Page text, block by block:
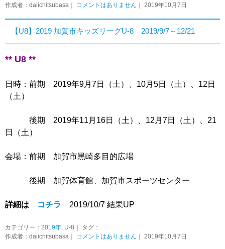
作成者：daiichitsubasa｜ コメントはありません ｜ 2019年10月7日
【U8】2019 加賀市キッズリーグU-8 2019/9/7～12/21
** U8 **
日時：前期 2019年9月7日（土）、10月5日（土）、12日
（土）
後期 2019年11月16日（土）、12月7日（土）、21
日（土）
会場：前期 加賀市黒崎多目的広場
後期 加賀体育館、加賀市スポーツセンター
詳細は コチラ 2019/10/7 結果UP
カテゴリー： 2019年, U-8 ｜ タグ：
作成者：daiichitsubasa｜ コメントはありません ｜ 2019年10月7日